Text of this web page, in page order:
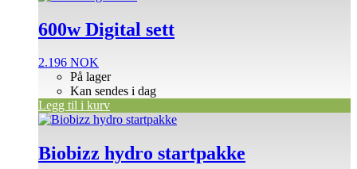
600w Digital sett
2.196 NOK
På lager
Kan sendes i dag
Legg til i kurv
Biobizz hydro startpakke